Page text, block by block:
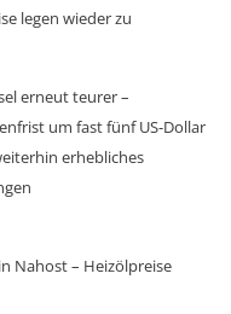
legen wieder zu
erneut teurer –
um fast fünf US-Dollar
erhebliches
Nahost – Heizölpreise